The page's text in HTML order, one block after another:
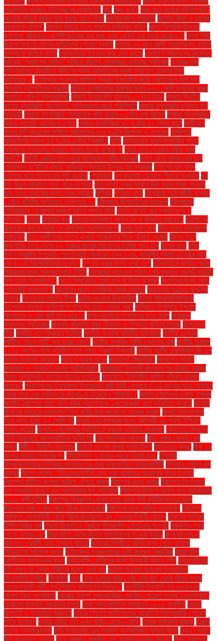
ওয়াশিংটন যাচ্ছেন ইউক্রেনের প্রেসিডেন্ট খবর খরচ কত? খরচ বহন করেছে বিসিসিআই"
খাওয়ার বাইরে আরও কত কাজে লাগে ডিম! খাদ্যাভ্যাসে পরিবর্তন খালেদা জিয়া ও তারেক
রহমানকে খালাস'' খালেদা জিয়ার নতুন মামলার কার্যক্রম বাতিল খুলনা বিশ্ববিদ্যালয়ের
স্থাপনা: জীবনানন্দ–জগদীশচন্দ্রের নাম মুছে এখন কেউই দায় নিতে চাচ্ছেন না খুলনা সিটি
করপোরেশনের সাবেক কাউন্সিলর গোলাম রব্বানী খুলনায় ৭৪ বছর বয়সী সাজাপ্রাপ্ত ইউপি
সদস্যকে কুপিয়ে হত্যা খেজুর দিয়ে ইফতার করা কেন ভালো খেলাফত মজলিসের বিক্ষোভ:
ধর্ষকের ‘প্রকাশ্যে শাস্তি’ দাবিতে বায়তুল মোকাররম এলাকায় প্রতিবাদ গণতন্ত্র মঞ্চ
কুড়িগ্রামের রৌমারীতে রাষ্ট্র সংস্কার আন্দোলনের কৃষক সমাবেশে হামলার নিন্দা
জানিয়েছে। গণমাধ্যম সংস্কার কমিশন প্রধান উপদেষ্টার কাছে প্রতিবেদন জমা দিল
গতকাল বৃহস্পতিবার সন্ধ্যায় গাজায় ইসরাইলের হামলার মধ্যে ৮০০ কোটি ডলারের অস্ত্র
সহায়তা ঘোষণা যুক্তরাষ্ট্রের গাজায় ইসরায়েলি হামলায় ১৭ জন নিহত গাজায় দ্বিতীয়
ধাপের যুদ্ধবিরতি আলোচনা: অনিশ্চয়তার মাঝে পরিস্থিতি গাজায় যুদ্ধবিরতি চুক্তির শর্ত
অনুযায়ী গাজায় যুদ্ধবিরতি: ইসরায়েল নাকি হামাস—কোন পক্ষ জিতল গাজায় যুদ্ধবিরতির
বিষয়ে ভালোই আলোচনা চলছে গাজার জাবালিয়ায় ৪৮ ঘণ্টায় ৫০ শিশুর মৃত্যু গাজীপুরে
ঈদের ছুটি বাড়ানোর দাবিতে শ্রমিকদের দেড় ঘণ্টার বিক্ষোভ ও অবরোধ গাজীপুরে
ঝুটগুদামের আগুন দুই ঘণ্টার চেষ্টায় নিয়ন্ত্রণে গাড়ি গাড়িচাপায় বুয়েট শিক্ষার্থীর মৃত্যু:
একমাত্র সন্তানের প্রয়াণে মায়ের অশ্রু থামছে না গায়ে তেল দেওয়ার সঠিক সময়
কখন?" গার্মেন্ট সেক্টরে নতুন করে অস্থিরতা সৃষ্টির ষড়যন্ত্র গুগল ফোন নম্বর কেন চায়
গোয়ালন্দে মা ইলিশ রক্ষায় অভিযানে ট্রলারে উদ্ধার আগ্নেয়াস্ত্র গ্যাসের দাম বৃদ্ধি
পোশাক খাতে উদ্বেগের সৃষ্টি করেছে গ্রেফতার ঘন কুয়াশায় বেড়েছে শীতের অনুভূতি ঘন
ঘন আঙুল মটকালে হতে পারে যে ক্ষতি ঘরে বসেই ভ্রুর আকার ঠিক করার সহজ পদ্ধতি
ঘাড় ব্যথা কমানোর জন্য সহজ ব্যায়াম ঘূর্ণিঝড় ঘূর্ণিঝড় দানা চট্টগ্রামে আইনজীবী হত্যায়
: যৌথ বাহিনীর অভিযানে গ্রেপ্তার ২০ চট্টগ্রামে ছিনতাইয়ের আতঙ্ক চট্টগ্রামের
টেরিবাজারে পোশাকের গুদামে আগুন লাগার ঘটনা চলতি মাসেই হবে প্রথম চন্দ্র ও
সূর্যগ্রহণ চাকরি চাকরির খবর চামড়ার মানিব্যাগ আসল কি না কীভাবে বুঝবেন? চারপাশের
বাস্তবতা বদলে দিচ্ছে যে জনপ্রিয় প্রযুক্তিগুলো চিন্ময় কৃষ্ণ দাস চীনে নতুন ভাইরাসের
প্রাদুর্ভাব চীনে প্রবীণদের যত্নে এআই প্রযুক্তির দিকে ঝুঁকছে সরকার চীনের নতুন
জ্বালানির উৎস থেকে ৬০ হাজার বছরের বিদ্যুতের চাহিদা পূরণ হবে চীনের মতে চুরির
স্থান স্বরাষ্ট্র উপদেষ্টা লেফটেন্যান্ট জেনারেল (অব.) মো. জাহাঙ্গীর আলম চৌধুরীর বাসা
থেকে এক কিলোমিটারের মধ্যে। চুল বড় করার জন্য সেরা তেল চৌদ্দগ্রামে বন্ধুর প্রেমে
সহায়তার জন্য স্কুলছাত্রকে পিটুনি ছাত্রদের নতুন দল গঠনে শেষ মুহূর্তেও সঙ্কট কাটেনি
ছিল অন্য সংক্রমণও" ছেলে ক্রিকেটার হোক চান না উমর আকমল ছেলেদের জন্য কোন
পোশাকটি মানানসই? ছেলেদের জন্য সানস্ক্রিন ক্রিম ব্যবহার ছেলেদের পছন্দের আধুনিক
ফ্যাশন ছেলেদের ফ্যাশন টিপস ছোলা খাওয়ার উপকারিতা জনতা মাদ্রাসাশিক্ষককে
অশোভন কাজের অভিযোগে পুলিশের হাতে সোপর্দ করল জমিয়তে উলামায়ে ইসলাম
বাংলাদেশ ও এবি পার্টি মনে করে যে জম্মু–কাশ্মীরে অশান্তির নতুন তরঙ্গ জরায়ুমুখ
ক্যানসার প্রতিরোধ জলবায়ু পরিবর্তন খরার তীব্রতা ও বিস্তৃতি বাড়িয়ে দিচ্ছে জলাতঙ্ক
টিকা জাতীয় দলে ফিরছেন তামিম! জাতীয় নাগরিক কমিটির আহ্বায়ক জাতীয় নাগরিক
পার্টিকে ‘কিংস পার্টি’ বলা হচ্ছে কেন? জাতীয় নাগরিক পার্টির নেতৃত্বে যারা জাতীয় নির্বাচন
২০২৫ সালের শেষে অনুষ্ঠিত হতে পারে: প্রধান উপদেষ্টা জাতীয় পার্টির চেয়ারম্যান জি এম
কাদের মন্তব্য করেছেন জানলে অবাক হবেন জানালেন বিজ্ঞানীরা" জানালেন সুনিতা
জামায়াত ও অন্যান্য দলের প্রতিক্রিয়া'' জামায়াতে ইসলামী বাংলাদেশের নায়েবে আমির
সৈয়দ আবদুল্লাহ মুহাম্মদ তাহের বলেছেন জামায়াতে ইসলামীর আমির শফিকুর রহমান
বলেছেন জামালপুরের ইসলামপুর উপজেলায় স্ত্রী তিথী বেগমকে (২৩) হত্যার দায়ে আহসান
হাবিব নামে এক ব্যক্তিকে মৃত্যুদণ্ড দিয়েছেন আদালত। জার্মান চ্যান্সেলর ওলাফ শলৎজ
জার্মানি ট্রাম্পের গাজা খালি করার প্রস্তাবকে 'কেলেঙ্কারি' বলে অভিহিত করেছে জাহাজ
জীবনের সবচেয়ে গুরুত্বপূর্ণ তিন নারীর কথা জানালেন তারেক রহমান জুলাই বিপ্লবগাথা
নিয়ে ছাপা হচ্ছে ৪০ কোটি বই জুলাই-সেপ্টেম্বরের মধ্যে ব্যাংকটি ৬৬ পয়সা ইপিএস
অর্জন করেছে জুলাই–সেপ্টেম্বর প্রান্তিকে ব্যাংক এশিয়ার লোকসান জেইডেন সিলসের
টেস্ট ক্রিকেটে আন্তর্জাতিক অভিষেক জেলেনস্কির প্রশংসা ঝাল খাবার খেলেই মেদ
কমবে টঙ্গীতে বিজিবি মোতায়েন টমেটো সতেজ রাখার সহজ টিপস টাইফয়েড জ্বর: টানা ১৫
মাসের ভয়াবহ সংঘর্ষের পর টিউলিপসহ ৭ জনের ব্যাংক হিসাব তলব টেকসই
বিশ্ববিদ্যালয়ের তালিকায় বাংলাদেশের সেরা ড্যাফোডিল ইউনিভার্সিটি টেসলার শেয়ারে বড়
ধাক্কা ট্রাম্প–মাস্ক: ‘ইউএসএআইডি বন্ধ করা আমাদের শত্রুদের জন্য উপহার
ট্রাম্পের ঘাঁটিতে জনমত জরিপে এগিয়ে কমলা ট্রাম্পের জন্য সুখবর ট্রাম্পের নির্দেশনায়
গত শুক্রবার ভয়েস অব আমেরিকার মূল প্রতিষ্ঠান ট্রাম্পের নির্দেশে ভয়েস অব আমেরিকার
১৩০০ কর্মী ছুটিতে ট্রাম্পের পরিকল্পনা মোকাবেলায় আরব শীর্ষ কূটনীতিকদের বৈঠক
ট্রাম্পের ভাষণে কংগ্রেসে তীব্র উত্তেজনা ট্রাম্পের সঙ্গে মোদির ফোনালাপ ট্রাম্পের
স্বাক্ষরে সেনাবাহিনী থেকে ট্রান্সজেন্ডারদের বাদ দেওয়ার নির্বাহী আদেশ ট্রেনের অগ্রিম
টিকিট বিক্রি শুরু ট্রেন্ডি ডিজাইনে 'সারা'র শীতকালীন পোশাকের সংগ্রহ ঠাকুরগাঁও শহর
থেকে অপহৃত হন ঠান্ডা-কাশি থেকে বাঁচতে বাইকারদের যা করা উচিত ডলারের দাম না
বাড়লেও প্রবাসী আয় যেভাবে বাড়ছে ডলারের বিপরীতে রুপির মূল্য নেমে এসেছে
ইতিহাসের সর্বনিম্ন স্তরে ডাইনোসর পুনরুদ্ধারের চেষ্টা করছেন বিজ্ঞানীরা ডায়াবেটিস
রোগীদের আতঙ্কের কারণ ডায়াবেটিস রোগীদের জন্য উপকারী সজনে ডাঁটা ডায়াবেটিসের
৪টি লক্ষণ যা কেবল নারীদের মধ্যে দেখা যায় ডালিম খাওয়ার অসংখ্য উপকারিতা
ডিএসসিসি নির্বাচন ডিপসিক ডেঙ্গু ডেঙ্গু হওয়ার কারণ এবং তার হাত থেকে বাঁচার উপায়
ডেভেলপমেন্ট পার্টি পেল নির্বাচন কমিশনের নিবন্ধন" ডেসটিনি-ইভ্যালি সহ এমএলএম
ব্যবসা নিয়ে সতর্কবার্তা ডোনাল্ড ট্রাম্প যুক্তরাষ্ট্রের কেন্দ্রীয় গোয়েন্দা সংস্থা (এফবিআই)
ড্রোনের মাধ্যমে নজরদারি চলছে ঢাকা আন্তর্জাতিক ম্যারাথন-২০২৫ অনুষ্ঠিত ঢাকায়
ছিনতাই ও ডাকাতির প্রবণতা ঢাকায় নিযুক্ত জাতিসংঘের আবাসিক সমন্বয়কারী গোয়েন
লুইস বলেছেন ঢাকায় হাঁটার গতি এখন গাড়ির চেয়েও বেশি'' ঢাকার পাইকারি বাজার' ঢাকার
বাতাস ‘অস্বাস্থ্যকর’ ঢাবি উপাচার্যের দুঃখ প্রকাশ অনাকাঙ্ক্ষিত ঘটনার জন্য তবুও শ্রোতা
হীন বাংলাদেশ বেতার” তবে আমরাও পরাজিত হব: মাহমুদুর রহমান মান্না" তরুণ ট্রাম্পের